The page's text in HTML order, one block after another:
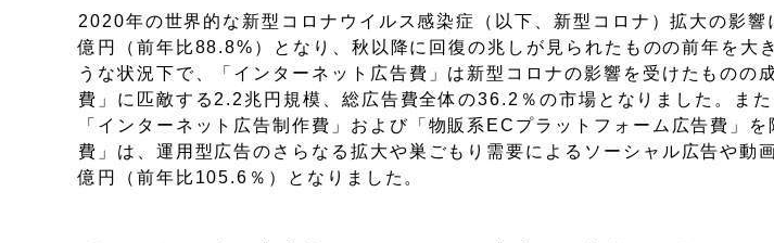
2020年の世界的な新型コロナウイルス感染症（以下、新型コロナ）拡大の影
億円（前年比88.8%）となり、秋以降に回復の兆しが見られたものの前年を大
うな状況下で、「インターネット広告費」は新型コロナの影響を受けたものの
費」に匹敵する2.2兆円規模、総広告費全体の36.2％の市場となりました。ま
「インターネット広告制作費」および「物販系ECプラットフォーム広告費」
費」は、運用型広告のさらなる拡大や巣ごもり需要によるソーシャル広告や
億円（前年比105.6％）となりました。